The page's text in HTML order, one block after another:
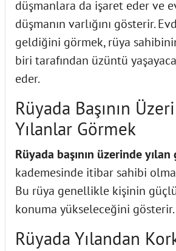
düşmanlara da işaret eder ve
düşmanın varlığını gösterir.
geldiğini görmek, rüya
biri tarafından üzüntü
eder.
Rüyada Başının
Yılanlar Görmek
Rüyada başının üzerinde
kademesinde itibar sahibi
Bu rüya genellikle kişinin
konuma yükseleceğini gösterir.
Rüyada Yılandan